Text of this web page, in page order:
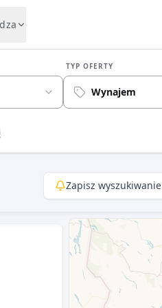
TYP OFERTY
Wynajem
Zapisz wyszukiwanie